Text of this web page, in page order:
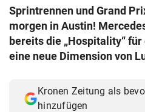
search
eingeben
Muthgasse 2, 1190 Wien
Sprintrennen und Grand
morgen in Austin!
bereits die „Hospitality“
eine neue Dimension von
Kronen Zeitung als
hinzufügen